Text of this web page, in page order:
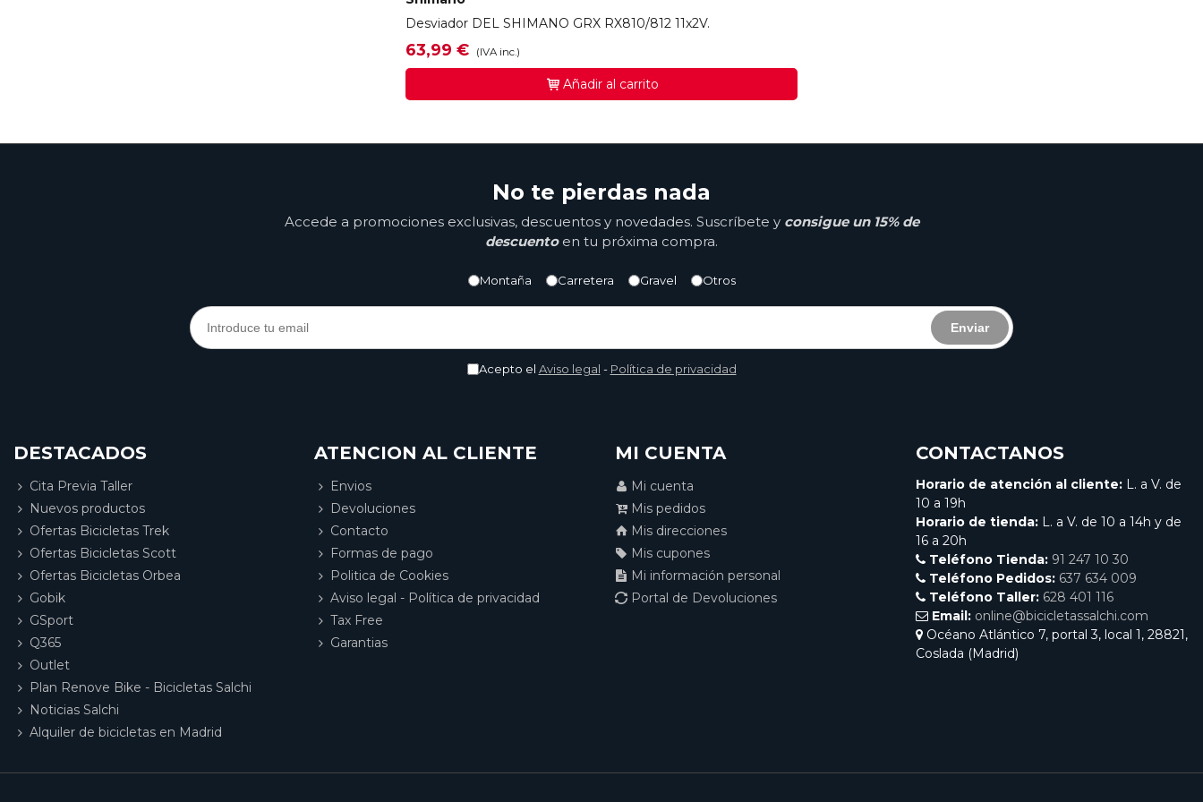
Desviador DEL SHIMANO GRX RX810/812 11x2V.
63,99 € (IVA inc.)
Añadir al carrito
No te pierdas nada
Accede a promociones exclusivas, descuentos y novedades. Suscríbete y consigue un 15% de
descuentoen tu próxima compra.
Montaña Carretera Gravel Otros
Enviar
Acepto el Aviso legal - Política de privacidad
DESTACADOS
Cita Previa Taller
Nuevos productos
Ofertas Bicicletas Trek
Ofertas Bicicletas Scott
Ofertas Bicicletas Orbea
Gobik
GSport
Q365
Outlet
Plan Renove Bike - Bicicletas Salchi
Noticias Salchi
Alquiler de bicicletas en Madrid
ATENCION AL CLIENTE
Envios
Devoluciones
Contacto
Formas de pago
Politica de Cookies
Aviso legal - Política de privacidad
Tax Free
Garantias
MI CUENTA
Mi cuenta
Mis pedidos
Mis direcciones
Mis cupones
Mi información personal
Portal de Devoluciones
CONTACTANOS
Horario de atención al cliente: L. a V. de
10 a 19h
Horario de tienda: L. a V. de 10 a 14h y de
16 a 20h
Teléfono Tienda: 91 247 10 30
Teléfono Pedidos: 637 634 009
Teléfono Taller: 628 401 116
Email: online@bicicletassalchi.com
Océano Atlántico 7, portal 3, local 1, 28821,
Coslada (Madrid)